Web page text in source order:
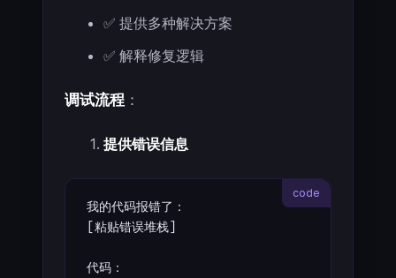
✅ 提供多种解决方案
✅ 解释修复逻辑
调试流程 ：
提供错误信息
我的代码报错了：
[粘贴错误堆栈]
代码：